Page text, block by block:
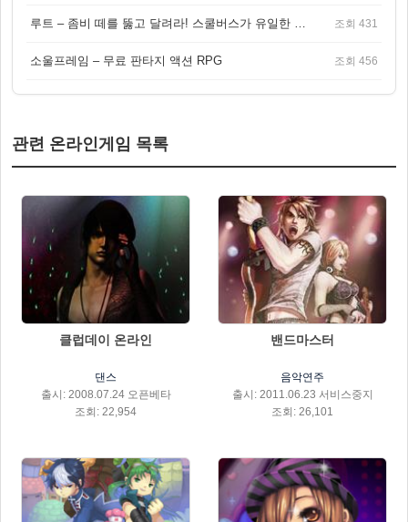
루트 – 좀비 떼를 뚫고 달려라! 스쿨버스가 유일한 집이 되는 4인 협동 생존 게임 조회 431
소울프레임 – 무료 판타지 액션 RPG 조회 456
관련 온라인게임 목록
클럽데이 온라인
댄스
출시: 2008.07.24 오픈베타
조회: 22,954
밴드마스터
음악연주
출시: 2011.06.23 서비스중지
조회: 26,101